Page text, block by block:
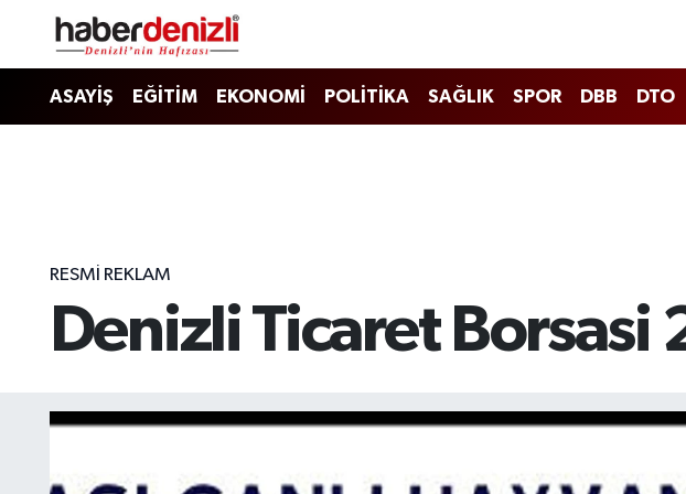
ASAYİŞ EĞİTİM EKONOMİ POLİTİKA SAĞLIK SPOR DBB DTO
RESMI REKLAM
Denizli Ticaret Borsasi
Denizli Nöbetçi Eczaneler
Tüm Manşetler
Haber Arşivi